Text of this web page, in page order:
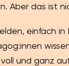
Aber das ist
einfach in
und ganz